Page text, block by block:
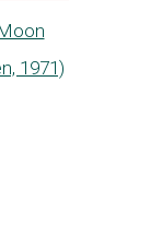
1971)